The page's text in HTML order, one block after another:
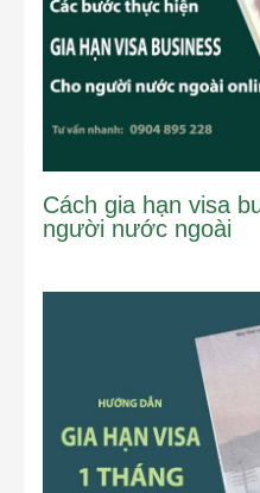
Cách gia hạn visa
người nước ngoài